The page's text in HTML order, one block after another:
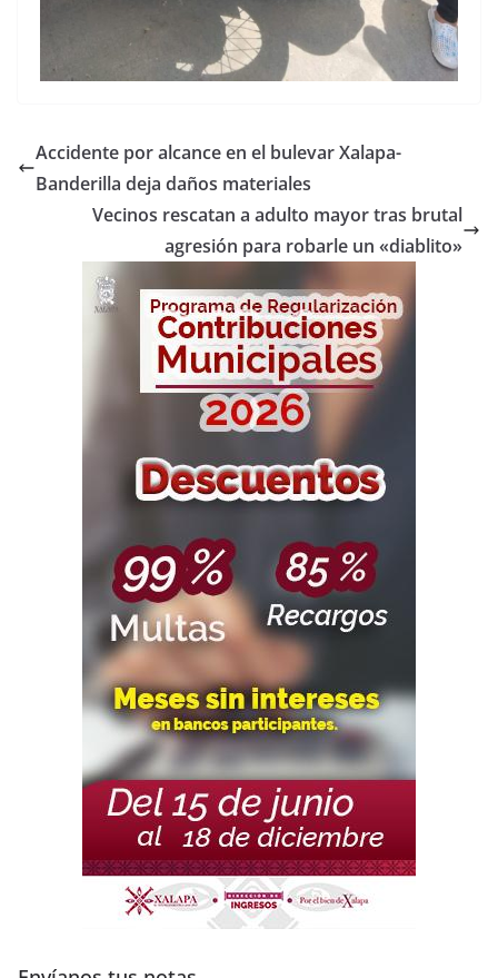
Accidente por alcance en el bulevar Xalapa-
Banderilla deja daños materiales
Vecinos rescatan a adulto mayor tras brutal
agresión para robarle un «diablito»